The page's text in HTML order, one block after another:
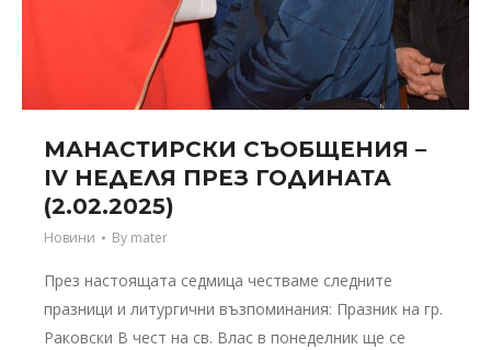
МАНАСТИРСКИ СЪОБЩЕНИЯ –
IV НЕДЕЛЯ ПРЕЗ ГОДИНАТА
(2.02.2025)
Новини By mater
През настоящата седмица честваме следните
празници и литургични възпоминания: Празник на гр.
Раковски В чест на св. Влас в понеделник ще се